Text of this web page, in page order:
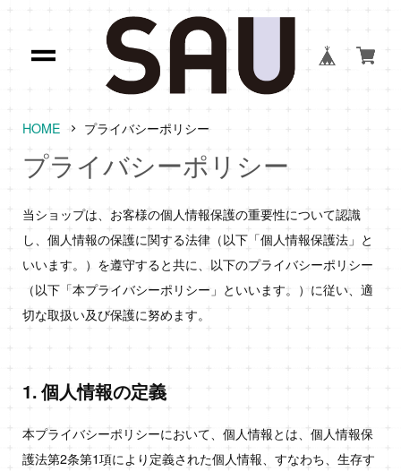
HOME プライバシーポリシー
プライバシーポリシー
当ショップは、お客様の個人情報保護の重要性について認識
し、個人情報の保護に関する法律（以下「個人情報保護法」と
いいます。）を遵守すると共に、以下のプライバシーポリシー
（以下「本プライバシーポリシー」といいます。）に従い、適
切な取扱い及び保護に努めます。
1. 個人情報の定義
本プライバシーポリシーにおいて、個人情報とは、個人情報保
護法第2条第1項により定義された個人情報、すなわち、生存す